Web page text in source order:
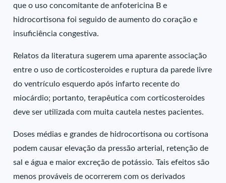
que o uso concomitante de anfotericina B e
hidrocortisona foi seguido de aumento do coração e
insuficiência congestiva.
Relatos da literatura sugerem uma aparente associação
entre o uso de corticosteroides e ruptura da parede livre
do ventrículo esquerdo após infarto recente do
miocárdio; portanto, terapêutica com corticosteroides
deve ser utilizada com muita cautela nestes pacientes.
Doses médias e grandes de hidrocortisona ou cortisona
podem causar elevação da pressão arterial, retenção de
sal e água e maior excreção de potássio. Tais efeitos são
menos prováveis de ocorrerem com os derivados